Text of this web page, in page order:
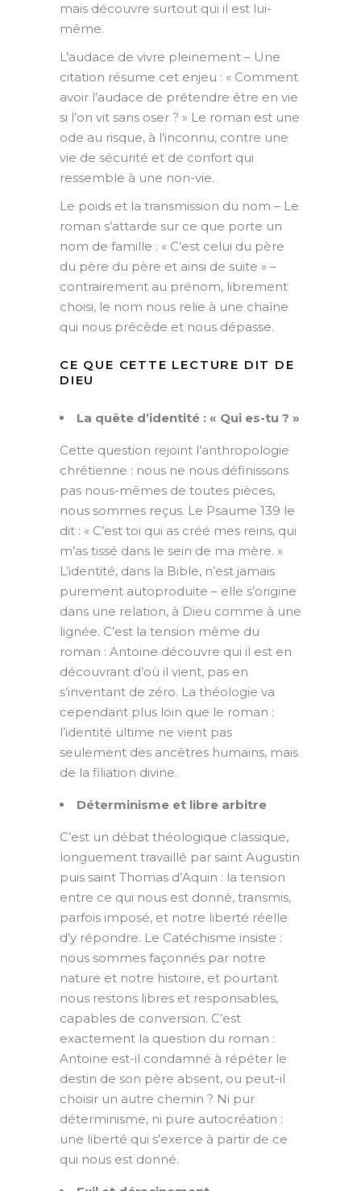
mais découvre surtout qui il est lui-
même.
L’audace de vivre pleinement – Une
citation résume cet enjeu : « Comment
avoir l’audace de prétendre être en vie
si l’on vit sans oser ? » Le roman est une
ode au risque, à l’inconnu, contre une
vie de sécurité et de confort qui
ressemble à une non-vie.
Le poids et la transmission du nom – Le
roman s’attarde sur ce que porte un
nom de famille : « C’est celui du père
du père du père et ainsi de suite » –
contrairement au prénom, librement
choisi, le nom nous relie à une chaîne
qui nous précède et nous dépasse.
CE QUE CETTE LECTURE DIT DE
DIEU
La quête d’identité : « Qui es-tu ? »
Cette question rejoint l’anthropologie
chrétienne : nous ne nous définissons
pas nous-mêmes de toutes pièces,
nous sommes reçus. Le Psaume 139 le
dit : « C’est toi qui as créé mes reins, qui
m’as tissé dans le sein de ma mère. »
L’identité, dans la Bible, n’est jamais
purement autoproduite – elle s’origine
dans une relation, à Dieu comme à une
lignée. C’est la tension même du
roman : Antoine découvre qui il est en
découvrant d’où il vient, pas en
s’inventant de zéro. La théologie va
cependant plus loin que le roman :
l’identité ultime ne vient pas
seulement des ancêtres humains, mais
de la filiation divine.
Déterminisme et libre arbitre
C’est un débat théologique classique,
longuement travaillé par saint Augustin
puis saint Thomas d’Aquin : la tension
entre ce qui nous est donné, transmis,
parfois imposé, et notre liberté réelle
d’y répondre. Le Catéchisme insiste :
nous sommes façonnés par notre
nature et notre histoire, et pourtant
nous restons libres et responsables,
capables de conversion. C’est
exactement la question du roman :
Antoine est-il condamné à répéter le
destin de son père absent, ou peut-il
choisir un autre chemin ? Ni pur
déterminisme, ni pure autocréation :
une liberté qui s’exerce à partir de ce
qui nous est donné.